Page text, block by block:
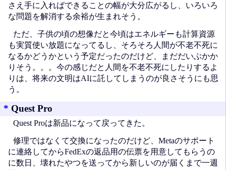
さえ手に入ればできることの幅が大分広がるし、いろいろ
な問題を解消する余裕が生まれそう。
ただ、子供の頃の想像だと今頃はエネルギーも計算資源
も実質使い放題になってるし、そろそろ人間が不老不死に
なるかどうかという予定だったのだけど、まだだいぶかか
りそう。。。今の感じだと人間を不老不死にしたりするよ
りは、将来の文明はAIに託してしまうのが良さそうにも思
う。
* Quest Pro
Quest Proは新品になって戻ってきた。
修理ではなくて交換になったのだけど、Metaのサポート
に連絡してからFedExの返品用の伝票を用意してもらうの
に数日、壊れたやつを送ってから新しいのが届くまで一週